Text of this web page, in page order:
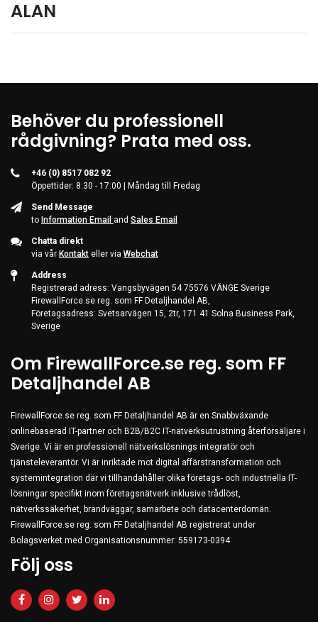
Kontorsmaterial och tillbehör
Övervakningsutrustning
KVM-utrustning
Skrivare, skannrar och tillbehör
Point of Sale
Spel och Drönare
Electrical Supplies
Displays & Projectors
Server & Storage
Various
PC Systems
Supplies
Accessories
Games & Leisure
AV & Multimedia
Photo & Video
Household & Garden
Office Supplies
Network Equipment
ALAN
Behöver du professionell
rådgivning? Prata med oss.
+46 (0) 8517 082 92
Öppettider: 8:30 - 17:00 | Måndag till Fredag
Send Message
to Information Email and Sales Email
Chatta direkt
via vår Kontakt eller via Webchat
Address
Registrerad adress: Vangsbyvägen 54 75576 VÄNGE Sverige
FirewallForce.se reg. som FF Detaljhandel AB,
Företagsadress: Svetsarvägen 15, 2tr, 171 41 Solna Business Park,
Sverige
Om FirewallForce.se reg. som FF
Detaljhandel AB
FirewallForce.se reg. som FF Detaljhandel AB är en Snabbväxande
onlinebaserad IT-partner och B2B/B2C IT-nätverksutrustning återförsäljare i
Sverige. Vi är en professionell nätverkslösnings integratör och
tjänsteleverantör. Vi är inriktade mot digital affärstransformation och
systemintegration där vi tillhandahåller olika företags- och industriella IT-
lösningar specifikt inom företagsnätverk inklusive trådlöst,
nätverkssäkerhet, brandväggar, samarbete och datacenterdomän.
FirewallForce.se reg. som FF Detaljhandel AB registrerat under
Bolagsverket med Organisationsnummer: 559173-0394
Följ oss